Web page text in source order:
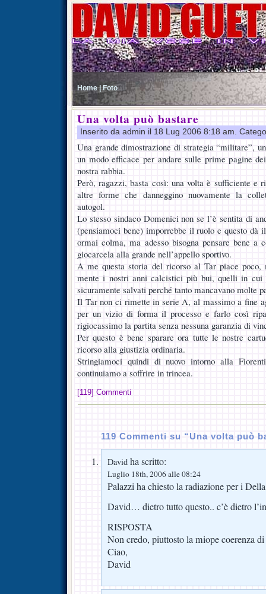
Home | Foto
Una volta può bastare
Inserito da admin il 18 Lug 2006 8:18 am.
Una grande dimostrazione di strategia “militare”,
un modo efficace per andare sulle prime pagine
nostra rabbia.
Però, ragazzi, basta così: una volta è sufficiente e
altre forme che danneggino nuovamente la
autogol.
Lo stesso sindaco Domenici non se l’è sentita di
(pensiamoci bene) imporrebbe il ruolo e questo dà
ormai colma, ma adesso bisogna pensare bene a
giocarcela alla grande nell’appello sportivo.
A me questa storia del ricorso al Tar piace
mente i nostri anni calcistici più bui, quelli in cui
sicuramente salvati perché tanto mancavano molte
Il Tar non ci rimette in serie A, al massimo a fine
per un vizio di forma il processo e farlo così
rigiocassimo la partita senza nessuna garanzia di
Per questo è bene sparare ora tutte le nostre
ricorso alla giustizia ordinaria.
Stringiamoci quindi di nuovo intorno alla
continuiamo a soffrire in trincea.
[119] Commenti
119 Commenti su “Una volta può
David ha scritto:
Luglio 18th, 2006 alle 08:24
Palazzi ha chiesto la radiazione per i
David… dietro tutto questo.. c’è dietro
RISPOSTA
Non credo, piuttosto la miope coerenza
Ciao,
David